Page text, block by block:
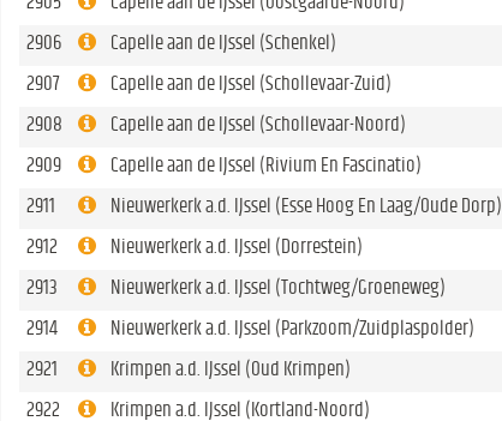
2906
Capelle aan de IJssel (Schenkel)
2907
Capelle aan de IJssel (Schollevaar-Zuid)
2908
Capelle aan de IJssel (Schollevaar-Noord)
2909
Capelle aan de IJssel (Rivium En Fascinatio)
2911
Nieuwerkerk a.d. IJssel (Esse Hoog En Laag/Oude Dorp)
2912
Nieuwerkerk a.d. IJssel (Dorrestein)
2913
Nieuwerkerk a.d. IJssel (Tochtweg/Groeneweg)
2914
Nieuwerkerk a.d. IJssel (Parkzoom/Zuidplaspolder)
2921
Krimpen a.d. IJssel (Oud Krimpen)
2922
Krimpen a.d. IJssel (Kortland-Noord)